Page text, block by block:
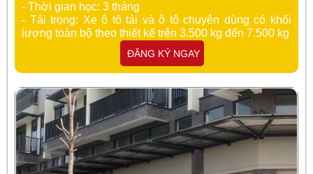
- Thời gian học: 3 tháng
- Tải trọng: Xeô tô tải và ô tô chuyên dùng có khối
lượng toàn bộ theo thiết kế trên 3.500 kg đến 7.500 kg
ĐĂNG KÝ NGAY